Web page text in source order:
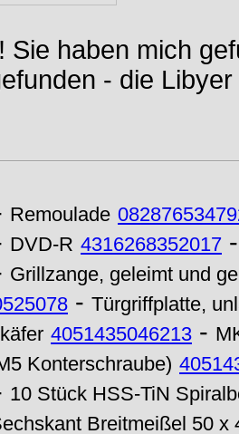
Sie haben mich
- die
Remoulade
DVD-R 4316268352017
Grillzange, geleimt und
- Türgriffplatte,
4051435046213 -
Konterschraube)
10 Stück HSS-TiN
Breitmeißel 50 x